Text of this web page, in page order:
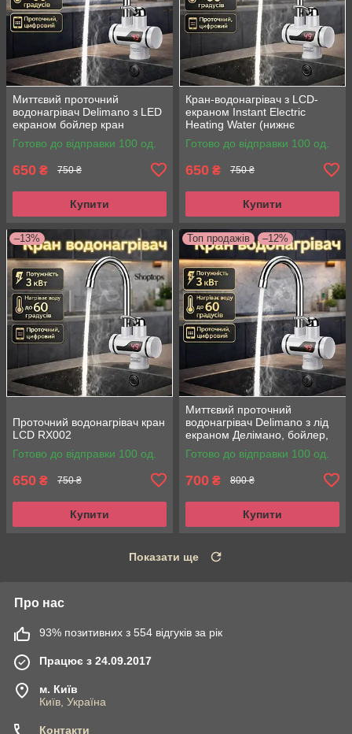
Миттєвий проточний
водонагрівач Delimano з LED
екраном бойлер кран
змішувач
Готово до відправки 100 од.
650 ₴ 750 ₴
Купити
Кран-водонагрівач з LCD-
екраном Instant Electric
Heating Water (нижнє
під'єднання) FT-003
Готово до відправки 100 од.
650 ₴ 750 ₴
Купити
–13%
Проточний водонагрівач кран
LCD RX002
Готово до відправки 100 од.
650 ₴ 750 ₴
Купити
Топ продажів –12%
Миттєвий проточний
водонагрівач Delimano з лід
екраном Делімано, бойлер,
кран змішувач з led екраном
Готово до відправки 100 од.
700 ₴ 800 ₴
Купити
Показати ще
Про нас
93% позитивних з 554 відгуків за рік
Працює з 24.09.2017
м. Київ
Київ, Україна
Контакти